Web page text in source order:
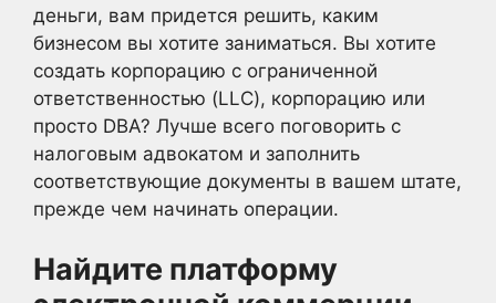
деньги, вам придется решить, каким
бизнесом вы хотите заниматься. Вы хотите
создать корпорацию с ограниченной
ответственностью (LLC), корпорацию или
просто DBA? Лучше всего поговорить с
налоговым адвокатом и заполнить
соответствующие документы в вашем штате,
прежде чем начинать операции.
Найдите платформу